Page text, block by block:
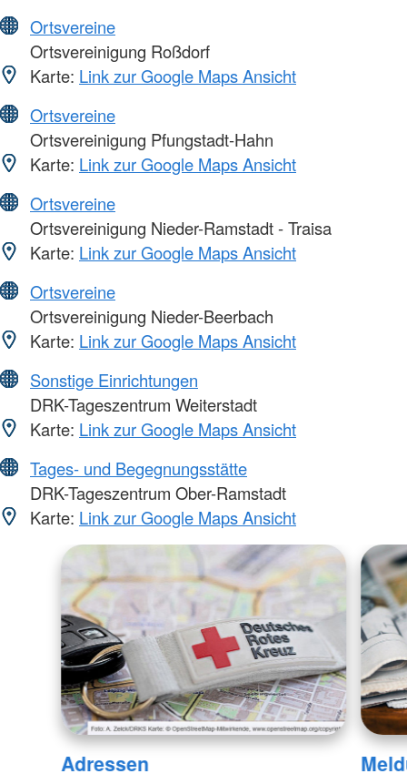
Ortsvereine
Ortsvereinigung Roßdorf
Karte: Link zur Google Maps Ansicht
Ortsvereine
Ortsvereinigung Pfungstadt-Hahn
Karte: Link zur Google Maps Ansicht
Ortsvereine
Ortsvereinigung Nieder-Ramstadt - Traisa
Karte: Link zur Google Maps Ansicht
Ortsvereine
Ortsvereinigung Nieder-Beerbach
Karte: Link zur Google Maps Ansicht
Sonstige Einrichtungen
DRK-Tageszentrum Weiterstadt
Karte: Link zur Google Maps Ansicht
Tages- und Begegnungsstätte
DRK-Tageszentrum Ober-Ramstadt
Karte: Link zur Google Maps Ansicht
Adressen